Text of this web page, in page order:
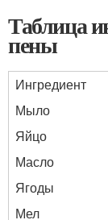
Таблица
пены
Ингредиент
Мыло
Яйцо
Масло
Ягоды
Мел